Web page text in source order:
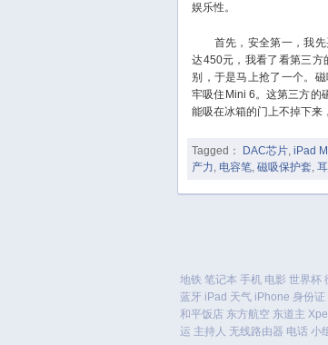
娱乐性。
首先，安全第一，我先
达450元，我看了看第三
别，于是马上抢了一个。
牢吸住Mini 6。这第三方的
能吸在冰箱的门上不掉下来
Tagged： DAC芯片, iPad
产力, 电容笔, 磁吸保护套,
地铁 笔记本 手机 电影 世界杯
蓝牙 iPad 天气 iPhone 身份证
和平饭店 东方航空 东道主
运 主持人 无线路由器 电话 小